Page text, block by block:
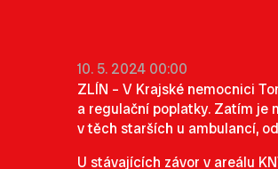
10. 5. 2024 00:00
ZLÍN – V Krajské nemocnici
a regulační poplatky. Zatím je
v těch starších u ambulancí,
U stávajících závor v areálu